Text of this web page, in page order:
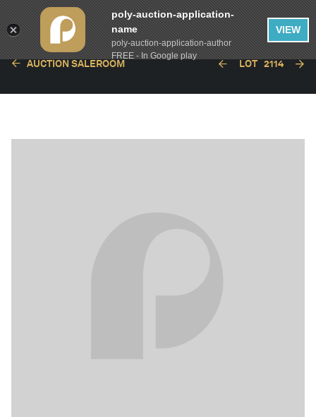
AUCTION SALEROOM LOT 2114
poly-auction-application-
name
poly-auction-application-author
FREE - In Google play
VIEW